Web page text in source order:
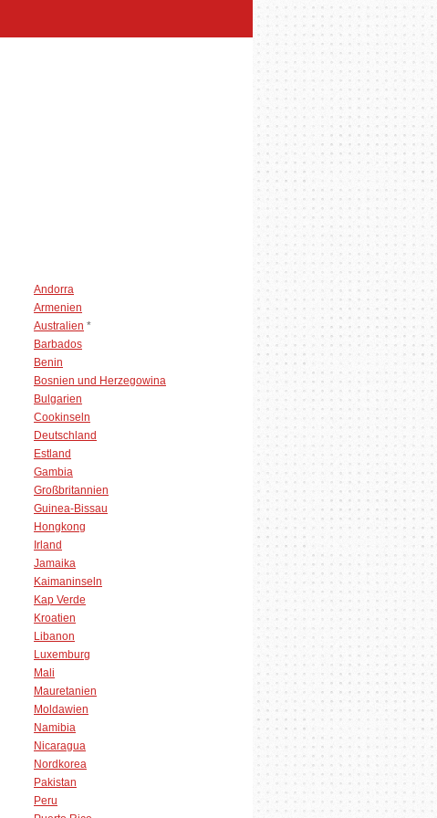
Andorra
Armenien
Australien *
Barbados
Benin
Bosnien und Herzegowina
Bulgarien
Cookinseln
Deutschland
Estland
Gambia
Großbritannien
Guinea-Bissau
Hongkong
Irland
Jamaika
Kaimaninseln
Kap Verde
Kroatien
Libanon
Luxemburg
Mali
Mauretanien
Moldawien
Namibia
Nicaragua
Nordkorea
Pakistan
Peru